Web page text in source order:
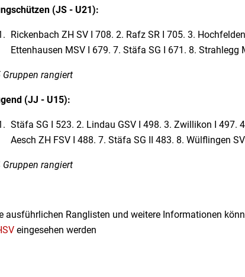
(JS - U21):
Rickenbach ZH SV I 708. 2. Rafz SR I 705. 3.
Ettenhausen MSV I 679. 7. Stäfa SG I 671. 8.
Gruppen rangiert
(JJ - U15):
Stäfa SG I 523. 2. Lindau GSV I 498. 3. Zwillikon I 497.
Aesch ZH FSV I 488. 7. Stäfa SG II 483. 8. Wülflingen
Gruppen rangiert
ausführlichen Ranglisten und weitere Informationen
eingesehen werden